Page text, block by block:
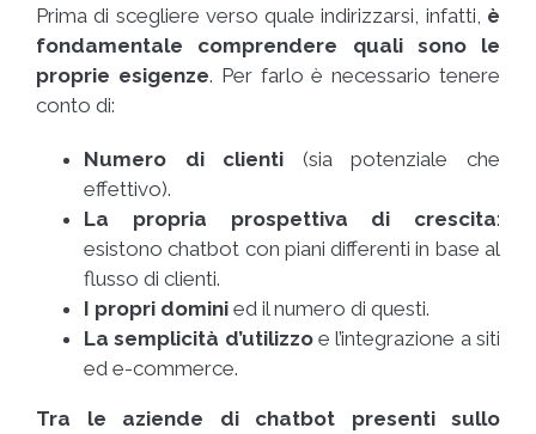
Prima di scegliere verso quale indirizzarsi, infatti, è
fondamentale comprendere quali sono le
proprie esigenze. Per farlo è necessario tenere
conto di:
Numero di clienti (sia potenziale che
effettivo).
La propria prospettiva di crescita:
esistono chatbot con piani differenti in base al
flusso di clienti.
I propri domini ed il numero di questi.
La semplicità d’utilizzoe l’integrazione a siti
ed e-commerce.
Tra le aziende di chatbot presenti sullo